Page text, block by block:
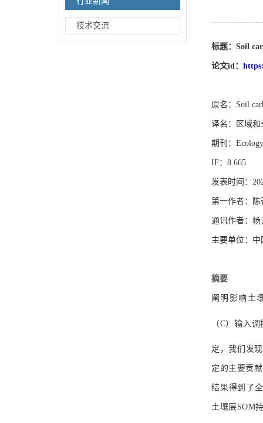
技术交流
标题： Soil
论文id：
原名：Soil
译名：区域
期刊：
IF：8.665
发表时间：
第一作者：陈
通讯作者：杨
主要单位：
摘要
阐明影响土
（C）输入
定，我们发
定的主要贡
结果得到了
土壤层SOM